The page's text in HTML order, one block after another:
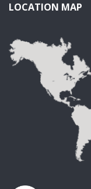
LOCATION MAP